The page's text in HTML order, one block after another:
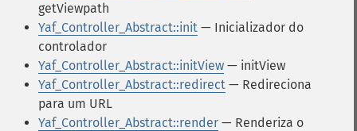
getViewpath
Yaf_Controller_Abstract::init — Inicializador do
controlador
Yaf_Controller_Abstract::initView — initView
Yaf_Controller_Abstract::redirect — Redireciona
para um URL
Yaf_Controller_Abstract::render — Renderiza o